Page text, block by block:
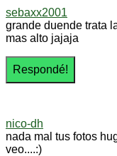
sebaxx2001
grande duende trata
mas alto jajaja
nico-dh
nada mal tus fotos
veo....:)